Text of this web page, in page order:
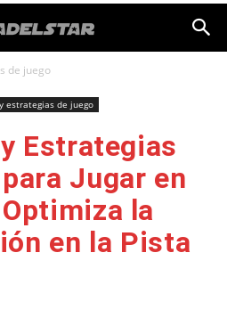
de juego
y estrategias de juego
Estrategias
Jugar en
la
en la Pista